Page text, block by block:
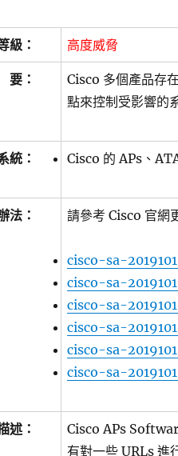
級： 高度威脅
：
Cisco 多個產品存
點來控制受影響的
統： Cisco 的 APs、
法： 請參考 Cisco 官網
cisco-sa-
cisco-sa-
cisco-sa-
cisco-sa-
cisco-sa-
cisco-sa-
述：
Cisco APs
有對一些 URLs 進